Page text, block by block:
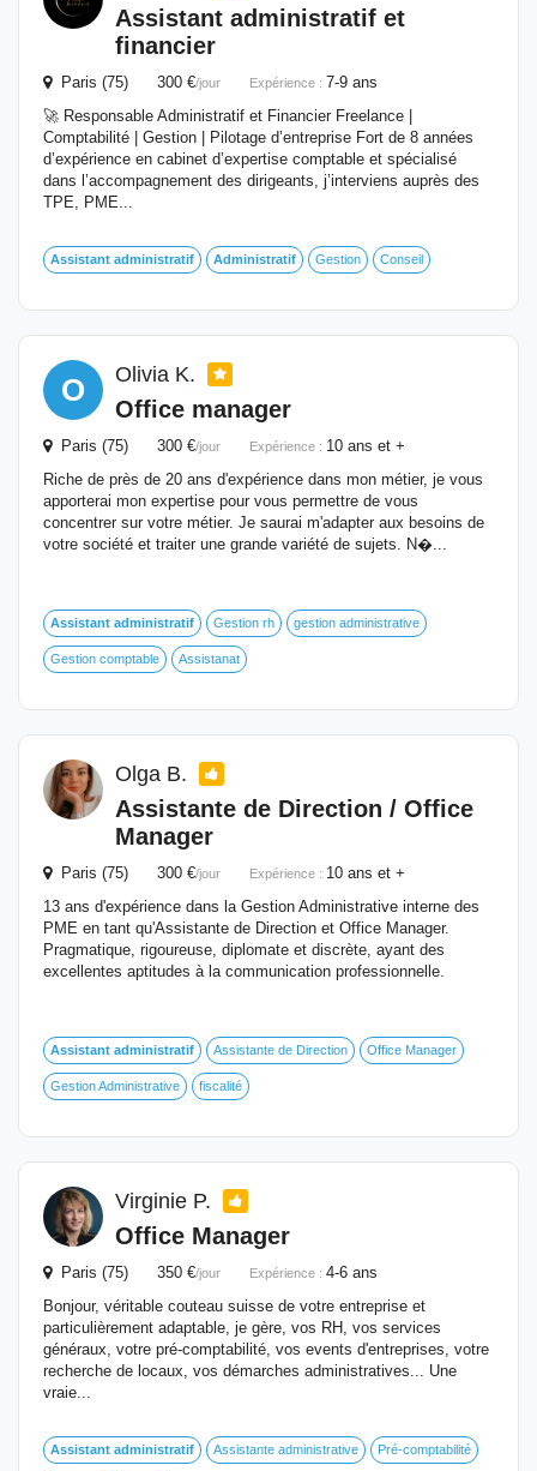
Assistant administratif et
financier
Paris (75) 300 €/jour Expérience : 7-9 ans
🚀 Responsable Administratif et Financier Freelance |
Comptabilité | Gestion | Pilotage d’entreprise Fort de 8 années
d’expérience en cabinet d’expertise comptable et spécialisé
dans l’accompagnement des dirigeants, j’interviens auprès des
TPE, PME...
Assistant administratif Administratif Gestion Conseil
O Olivia K.
Office manager
Paris (75) 300 €/jour Expérience : 10 ans et +
Riche de près de 20 ans d'expérience dans mon métier, je vous
apporterai mon expertise pour vous permettre de vous
concentrer sur votre métier. Je saurai m'adapter aux besoins de
votre société et traiter une grande variété de sujets. N�...
Assistant administratif Gestion rh gestion administrative
Gestion comptable Assistanat
Olga B.
Assistante de Direction / Office
Manager
Paris (75) 300 €/jour Expérience : 10 ans et +
13 ans d'expérience dans la Gestion Administrative interne des
PME en tant qu'Assistante de Direction et Office Manager.
Pragmatique, rigoureuse, diplomate et discrète, ayant des
excellentes aptitudes à la communication professionnelle.
Assistant administratif Assistante de Direction Office Manager
Gestion Administrative fiscalité
Virginie P.
Office Manager
Paris (75) 350 €/jour Expérience : 4-6 ans
Bonjour, véritable couteau suisse de votre entreprise et
particulièrement adaptable, je gère, vos RH, vos services
généraux, votre pré-comptabilité, vos events d'entreprises, votre
recherche de locaux, vos démarches administratives... Une
vraie...
Assistant administratif Assistante administrative Pré-comptabilité